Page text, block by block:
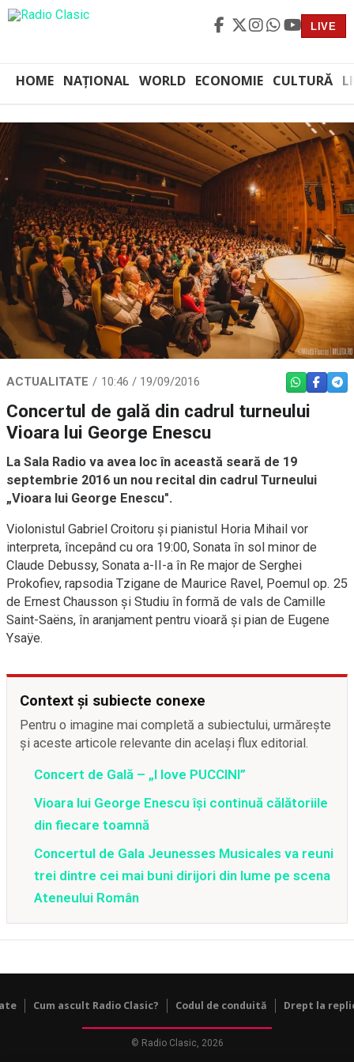
LIVE
HOME NAȚIONAL WORLD ECONOMIE CULTURĂ
ACTUALITATE 10:46 / 19/09/2016 WHATSAPP
Concertul de gală din cadrul turneului
Vioara lui George Enescu
La Sala Radio va avea loc în această seară de 19
septembrie 2016 un nou recital din cadrul Turneului
„Vioara lui George Enescu".
Violonistul Gabriel Croitoru şi pianistul Horia Mihail vor
interpreta, începând cu ora 19:00, Sonata în sol minor de
Claude Debussy, Sonata a-II-a în Re major de Serghei
Prokofiev, rapsodia Tzigane de Maurice Ravel, Poemul op. 25
de Ernest Chausson şi Studiu în formă de vals de Camille
Saint-Saëns, în aranjament pentru vioară şi pian de Eugene
Ysaÿe.
Context și subiecte conexe
Pentru o imagine mai completă a subiectului, urmărește
și aceste articole relevante din același flux editorial.
Concert de Gală – „I love PUCCINI”
Vioara lui George Enescu îşi continuă călătoriile
din fiecare toamnă
Concertul de Gala Jeunesses Musicales va reuni
trei dintre cei mai buni dirijori din lume pe scena
Ateneului Român
Cum ascult Radio Clasic? Codul de conduită Drept la
© Radio Clasic, 2026